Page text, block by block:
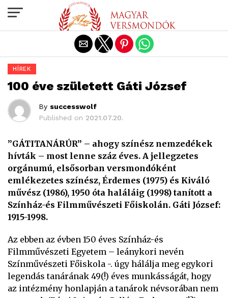
HÍREK
100 éve született Gáti József
By successwolf
Published on 2021.07.20.
’’GÁTITANÁRÚR’’ – ahogy színész nemzedékek
hívták – most lenne száz éves. A jellegzetes
orgánumú, elsősorban versmondóként
emlékezetes színész, Érdemes (1975) és Kiváló
művész (1986), 1950 óta haláláig (1998) tanított a
Színház-és Filmművészeti Főiskolán. Gáti József:
1915-1998.
Az ebben az évben 150 éves Színház-és
Filmművészeti Egyetem – leánykori nevén
Színművészeti Főiskola -. úgy hálálja meg egykori
legendás tanárának 49(!) éves munkásságát, hogy
az intézmény honlapján a tanárok névsorában nem
Exit mobile version